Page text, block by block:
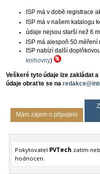
ISP má v době registrace
ISP má v našem katalogu
údaje nejsou starší než 6
ISP má alespoň 50 měření
ISP nabízí další
knihovny)
Veškeré tyto údaje lze zakládat
údaje obraťte se na
Mám zájem o připojení
Pokytovatel PVTech zatím
hodnocen.